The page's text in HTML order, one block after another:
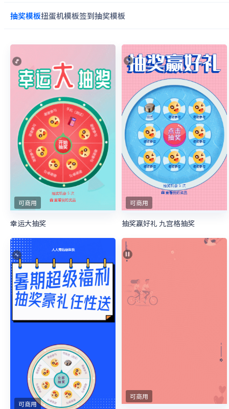
抽奖模板扭蛋机模板签到抽奖模板
可商用
幸运大抽奖
可商用
抽奖赢好礼 九宫格抽奖
可商用
可商用